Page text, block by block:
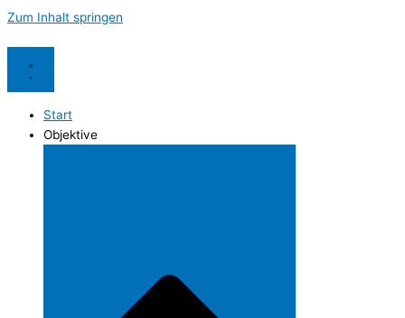
Zum Inhalt springen
Start
Objektive